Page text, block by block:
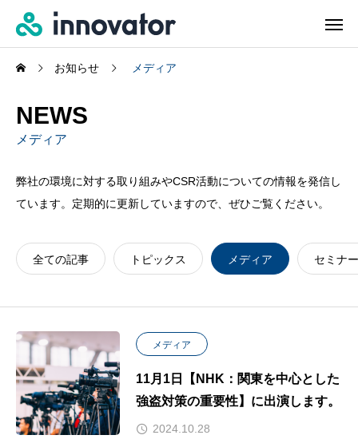
お知らせ メディア
NEWS
メディア
弊社の環境に対する取り組みやCSR活動についての情報を発信し
ています。定期的に更新していますので、ぜひご覧ください。
全ての記事 トピックス メディア セミナー
メディア
11月1日【NHK：関東を中心とした
強盗対策の重要性】に出演します。
2024.10.28